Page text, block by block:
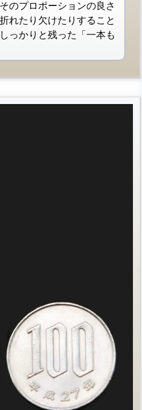
のプロポーションの良さ
れたり欠けたりすること
っかりと残った「一本も